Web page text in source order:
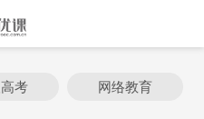
考 网络教育